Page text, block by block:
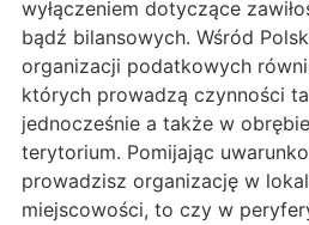
wyłączeniem dotyczące
bądź bilansowych. Wśród
organizacji podatkowych
których prowadzą czynności
jednocześnie a także w
terytorium. Pomijając
prowadzisz organizację w
miejscowości, to czy w